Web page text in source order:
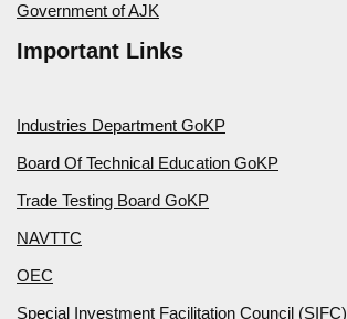
Government of AJK
Important Links
Industries Department GoKP
Board Of Technical Education GoKP
Trade Testing Board GoKP
NAVTTC
OEC
Special Investment Facilitation Council (SIFC)